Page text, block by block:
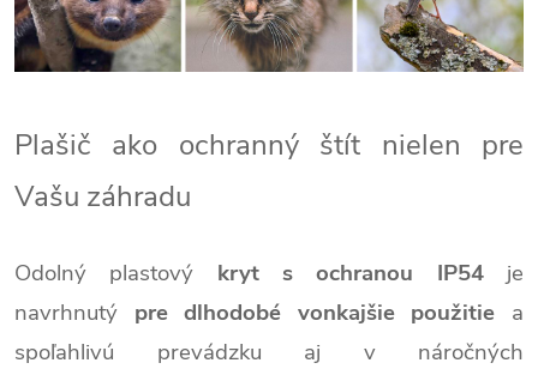
Plašič ako ochranný štít nielen pre
Vašu záhradu
Odolný plastový kryt s ochranou IP54je
navrhnutý pre dlhodobé vonkajšie použitie a
spoľahlivú prevádzku aj v náročných